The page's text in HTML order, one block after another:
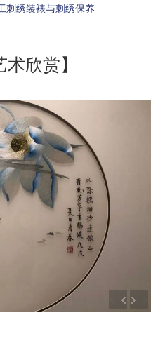
刺绣装裱与刺绣保养
术欣赏】